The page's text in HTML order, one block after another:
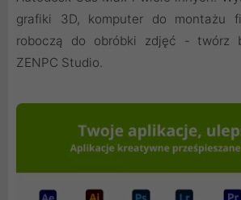
grafiki 3D, komputer do montażu
roboczą do obróbki zdjęć - twórz
ZENPC Studio.